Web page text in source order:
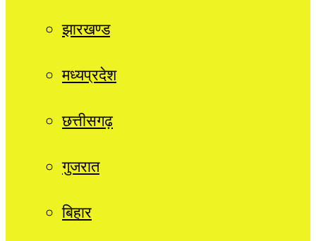
झारखण्ड
मध्यप्रदेश
छत्तीसगढ़
गुजरात
बिहार